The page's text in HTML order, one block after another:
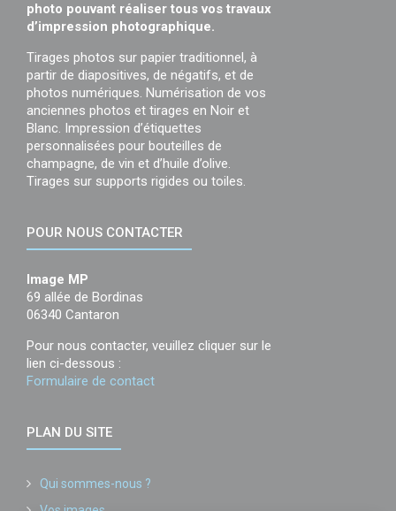
photo pouvant réaliser tous vos travaux
d’impression photographique.
Tirages photos sur papier traditionnel, à
partir de diapositives, de négatifs, et de
photos numériques. Numérisation de vos
anciennes photos et tirages en Noir et
Blanc. Impression d’étiquettes
personnalisées pour bouteilles de
champagne, de vin et d’huile d’olive.
Tirages sur supports rigides ou toiles.
POUR NOUS CONTACTER
Image MP
69 allée de Bordinas
06340 Cantaron
Pour nous contacter, veuillez cliquer sur le
lien ci-dessous :
Formulaire de contact
PLAN DU SITE
Qui sommes-nous ?